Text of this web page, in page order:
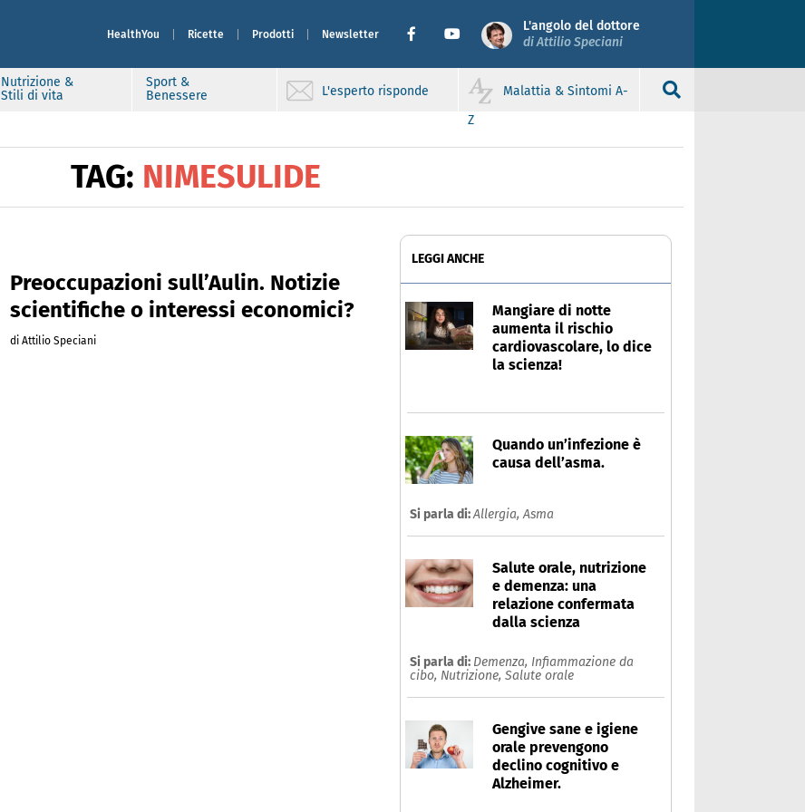
HealthYou Ricette Prodotti Newsletter
L'angolo del dottore
di Attilio Speciani
Nutrizione &
Stili di vita
Sport &
Benessere
L'esperto risponde
Malattia & Sintomi A-
Z
TAG: NIMESULIDE
Preoccupazioni sull’Aulin. Notizie
scientifiche o interessi economici?
di Attilio Speciani
LEGGI ANCHE
Mangiare di notte
aumenta il rischio
cardiovascolare, lo dice
la scienza!
Quando un’infezione è
causa dell’asma.
Si parla di:Allergia,Asma
Salute orale, nutrizione
e demenza: una
relazione confermata
dalla scienza
Si parla di: Demenza, Infiammazione da
cibo, Nutrizione, Salute orale
Gengive sane e igiene
orale prevengono
declino cognitivo e
Alzheimer.